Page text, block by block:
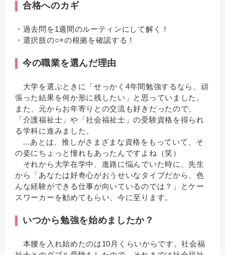
合格へのカギ
・過去問を1週間のルーティンにして解く！
・選択肢の○×の根拠を確認する！
今の職業を選んだ理由
大学を選ぶときに「せっかく4年間勉強するなら、頑
張った結果を何か形に残したい」と思っていました。
また、元からお年寄りとの交流も好きだったので、
「介護福祉士」や「社会福祉士」の受験資格を得られ
る学科に進みました。
…あとは、推しがさまざまな資格をもっていて、そ
の姿にちょっと憧れもあったんですよね（笑）
それから大学在学中、進路に悩んでいた時に、先生
から「あなたは好奇心がおうせいなタイプだから、色
んな経験ができる仕事が向いているのでは？」とケー
スワーカーを勧めてもらい、今に至ります。
いつから勉強を始めましたか？
本腰を入れ始めたのは10月くらいからです。社会福